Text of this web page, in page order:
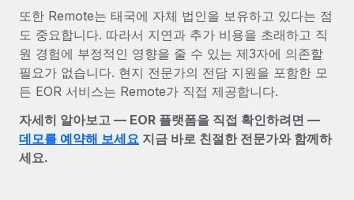
또한 Remote는 태국에 자체 법인을 보유하고 있다는 점
도 중요합니다. 따라서 지연과 추가 비용을 초래하고 직
원 경험에 부정적인 영향을 줄 수 있는 제3자에 의존할
필요가 없습니다. 현지 전문가의 전담 지원을 포함한 모
든 EOR 서비스는 Remote가 직접 제공합니다.
자세히 알아보고 — EOR 플랫폼을 직접 확인하려면 —
데모를 예약해 보세요 지금 바로 친절한 전문가와 함께하
세요.